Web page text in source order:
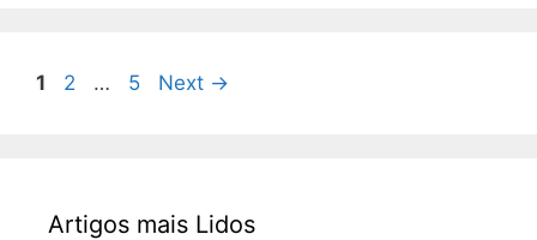
Page
1 Page
2 … Page
5 Next →
Artigos mais Lidos